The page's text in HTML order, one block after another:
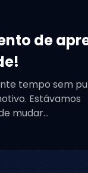
de
tempo sem
Estávamos
mudar...